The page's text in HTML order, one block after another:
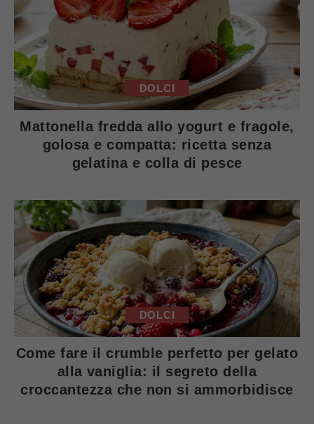
DOLCI
Mattonella fredda allo yogurt e fragole,
golosa e compatta: ricetta senza
gelatina e colla di pesce
DOLCI
Come fare il crumble perfetto per gelato
alla vaniglia: il segreto della
croccantezza che non si ammorbidisce